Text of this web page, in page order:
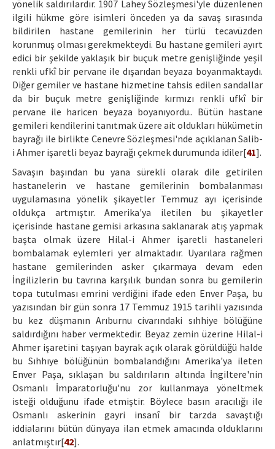
yönelik saldırılardır. 1907 Lahey Sözleşmesi'yle düzenlenen
ilgili hükme göre isimleri önceden ya da savaş sırasında
bildirilen hastane gemilerinin her türlü tecavüzden
korunmuş olması gerekmekteydi. Bu hastane gemileri ayırt
edici bir şekilde yaklaşık bir buçuk metre genişliğinde yeşil
renkli ufkî bir pervane ile dışarıdan beyaza boyanmaktaydı.
Diğer gemiler ve hastane hizmetine tahsis edilen sandallar
da bir buçuk metre genişliğinde kırmızı renkli ufkî bir
pervane ile haricen beyaza boyanıyordu.. Bütün hastane
gemileri kendilerini tanıtmak üzere ait oldukları hükümetin
bayrağı ile birlikte Cenevre Sözleşmesi'nde açıklanan Salib-
i Ahmer işaretli beyaz bayrağı çekmek durumunda idiler[41].
Savaşın başından bu yana sürekli olarak dile getirilen
hastanelerin ve hastane gemilerinin bombalanması
uygulamasına yönelik şikayetler Temmuz ayı içerisinde
oldukça artmıştır. Amerika'ya iletilen bu şikayetler
içerisinde hastane gemisi arkasına saklanarak atış yapmak
başta olmak üzere Hilal-i Ahmer işaretli hastaneleri
bombalamak eylemleri yer almaktadır. Uyarılara rağmen
hastane gemilerinden asker çıkarmaya devam eden
İngilizlerin bu tavrına karşılık bundan sonra bu gemilerin
topa tutulması emrini verdiğini ifade eden Enver Paşa, bu
yazısından bir gün sonra 17 Temmuz 1915 tarihli yazısında
bu kez düşmanın Arıburnu civarındaki sıhhiye bölüğüne
saldırdığını haber vermektedir. Beyaz zemin üzerine Hilal-i
Ahmer işaretini taşıyan bayrak açık olarak görüldüğü halde
bu Sıhhıye bölüğünün bombalandığını Amerika'ya ileten
Enver Paşa, sıklaşan bu saldırıların altında İngiltere'nin
Osmanlı İmparatorluğu'nu zor kullanmaya yöneltmek
isteği olduğunu ifade etmiştir. Böylece basın aracılığı ile
Osmanlı askerinin gayri insanî bir tarzda savaştığı
iddialarını bütün dünyaya ilan etmek amacında olduklarını
anlatmıştır[42].